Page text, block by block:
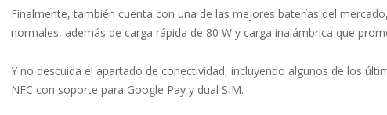
Finalmente, también cuenta con una de las mejores baterías del
normales, además de carga rápida de 80 W y carga inalámbrica que
Y no descuida el apartado de conectividad, incluyendo algunos de los
NFC con soporte para Google Pay y dual SIM.